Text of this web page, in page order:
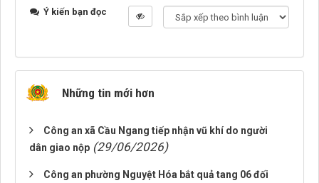
Ý kiến bạn đọc
Những tin mới hơn
Công an xã Cầu Ngang tiếp nhận vũ khí do người
dân giao nộp (29/06/2026)
Công an phường Nguyệt Hóa bắt quả tang 06 đối